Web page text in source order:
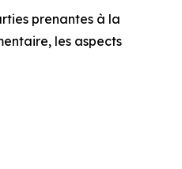
prenantes à la
les aspects